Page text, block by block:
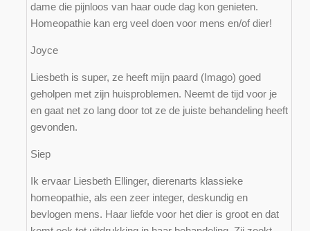
dame die pijnloos van haar oude dag kon genieten.
Homeopathie kan erg veel doen voor mens en/of dier!
Joyce
Liesbeth is super, ze heeft mijn paard (Imago) goed
geholpen met zijn huisproblemen. Neemt de tijd voor je
en gaat net zo lang door tot ze de juiste behandeling heeft
gevonden.
Siep
Ik ervaar Liesbeth Ellinger, dierenarts klassieke
homeopathie, als een zeer integer, deskundig en
bevlogen mens. Haar liefde voor het dier is groot en dat